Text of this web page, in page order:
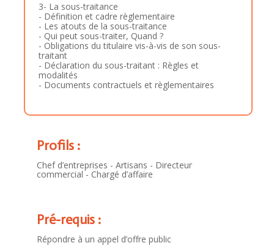
3- La sous-traitance
- Définition et cadre règlementaire
- Les atouts de la sous-traitance
- Qui peut sous-traiter, Quand ?
- Obligations du titulaire vis-à-vis de son sous-
traitant
- Déclaration du sous-traitant : Règles et
modalités
- Documents contractuels et règlementaires
Profils :
Chef d’entreprises - Artisans - Directeur
commercial - Chargé d’affaire
Pré-requis :
Répondre à un appel d’offre public